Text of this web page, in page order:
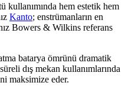
kullanımında hem estetik hem
Kanto; enstrümanların en
Bowers & Wilkins referans
batarya ömrünü dramatik
dış mekan kullanımlarında
maksimize eder.